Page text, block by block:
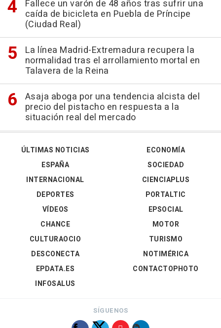
Fallece un varón de 48 años tras sufrir una
caída de bicicleta en Puebla de Príncipe
(Ciudad Real)
La línea Madrid-Extremadura recupera la
normalidad tras el arrollamiento mortal en
Talavera de la Reina
Asaja aboga por una tendencia alcista del
precio del pistacho en respuesta a la
situación real del mercado
ÚLTIMAS NOTICIAS
ESPAÑA
INTERNACIONAL
DEPORTES
VÍDEOS
ECONOMÍA
SOCIEDAD
CIENCIAPLUS
PORTALTIC
EPSOCIAL
CHANCE
CULTURAOCIO
DESCONECTA
EPDATA.ES
INFOSALUS
MOTOR
TURISMO
NOTIMÉRICA
CONTACTOPHOTO
SÍGUENOS